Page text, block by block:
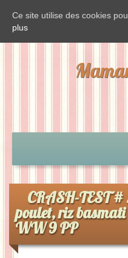
Mon by-pass et moi
Vis ma vie de Baleine
La Baleine est de sortie
CRASH-TEST
poulet, riz basmati
WW 9 PP
Ce site utilise des cookies
plus